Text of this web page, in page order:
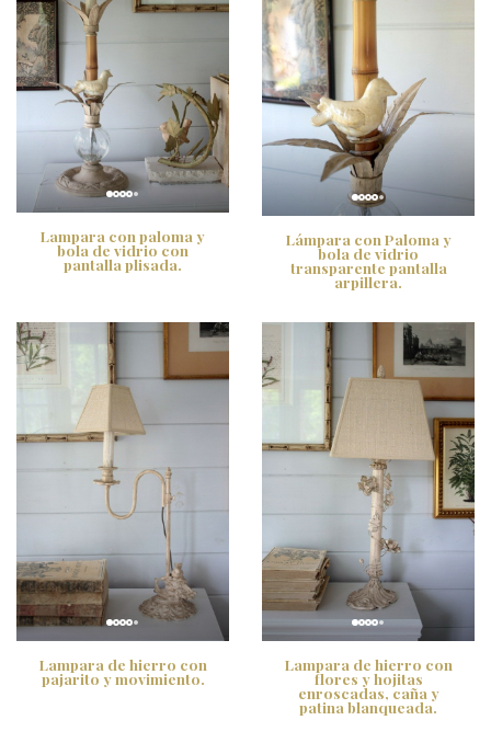
Lampara con paloma y
bola de vidrio con
pantalla plisada.
Lámpara con Paloma y
bola de vidrio
transparente pantalla
arpillera.
Lampara de hierro con
pajarito y movimiento.
Lampara de hierro con
flores y hojitas
enroscadas, caña y
patina blanqueada.